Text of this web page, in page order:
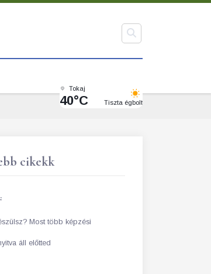
Tokaj
40°C Tiszta égbolt
cikekk
Most több képzési
áll előtted